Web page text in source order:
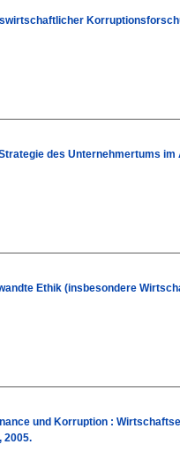
des Unternehmertums im
Ethik (insbesondere
und Korruption :
2005.